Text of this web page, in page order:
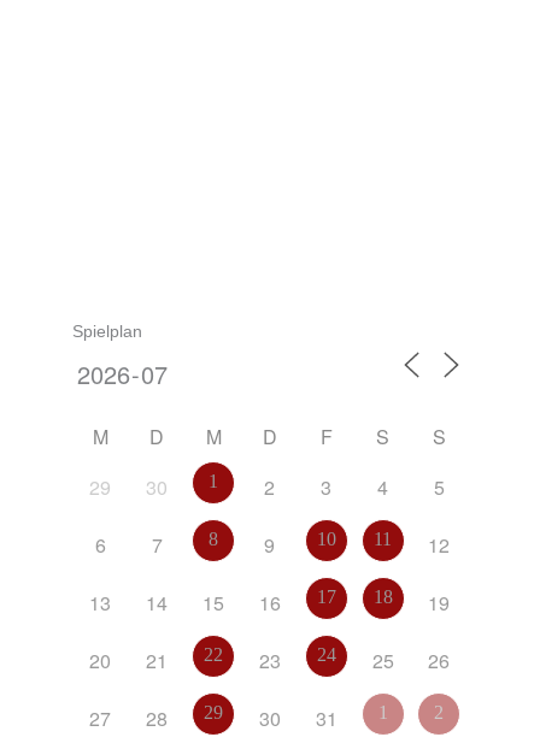
Spielplan
M D M D F S
S
29
30 1 2 3 4 5
6 7 8 9 10 11 12
13 14 15 16 17 18 19
20 21 22 23 24 25 26
27 28 29 30 31 1 2